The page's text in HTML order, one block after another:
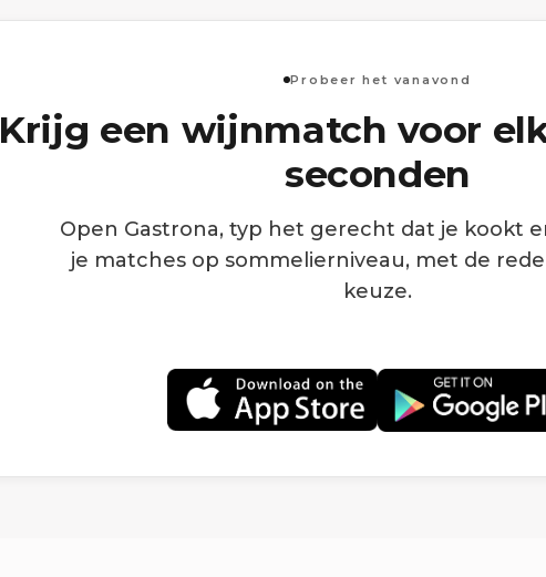
Probeer het vanavond
Krijg een wijnmatch voor
seconden
Open Gastrona, typ het gerecht dat je kookt
je matches op sommelierniveau, met de
keuze.